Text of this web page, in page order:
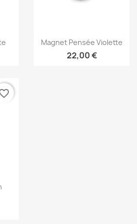
Aperçu rapide
Magnet Pensée Violette
22,00 €